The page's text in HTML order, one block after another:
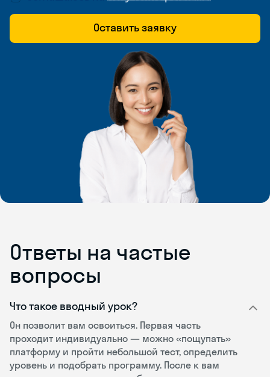
Оставить заявку
Ответы на частые
вопросы
Что такое вводный урок?
Он позволит вам освоиться. Первая часть
проходит индивидуально — можно «пощупать»
платформу и пройти небольшой тест, определить
уровень и подобрать программу. После к вам